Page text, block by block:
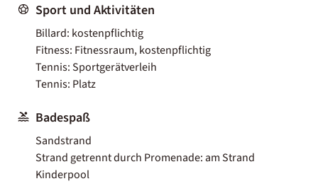
Sport und Aktivitäten
Billard: kostenpflichtig
Fitness: Fitnessraum, kostenpflichtig
Tennis: Sportgerätverleih
Tennis: Platz
Badespaß
Sandstrand
Strand getrennt durch Promenade: am Strand
Kinderpool